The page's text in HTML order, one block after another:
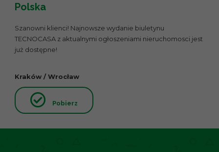
Polska
Szanowni klienci! Najnowsze wydanie biuletynu
TECNOCASA z aktualnymi ogłoszeniami nieruchomosci jest
już dostępne!
Kraków / Wrocław
Pobierz